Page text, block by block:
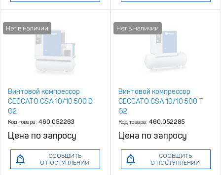
Винтовой компрессор
CECCATO CSA 10/10 500 D
G2
Код товара: 460.052263
Цена по запросу
СООБЩИТЬ
О ПОСТУПЛЕНИИ
Винтовой компрессор
CECCATO CSA 10/10 500 T
G2
Код товара: 460.052285
Цена по запросу
СООБЩИТЬ
О ПОСТУПЛЕНИИ